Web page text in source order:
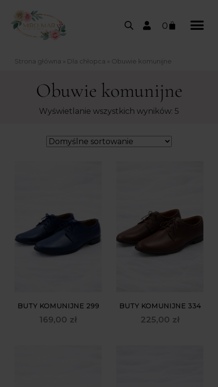
0
Strona główna » Dla chłopca » Obuwie komunijne
Obuwie komunijne
Wyświetlanie wszystkich wyników: 5
BUTY KOMUNIJNE 299
169,00 zł
BUTY KOMUNIJNE 334
225,00 zł